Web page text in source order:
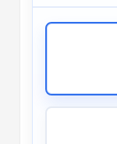
IB2 - Вышивка
IB1 - Вышивка